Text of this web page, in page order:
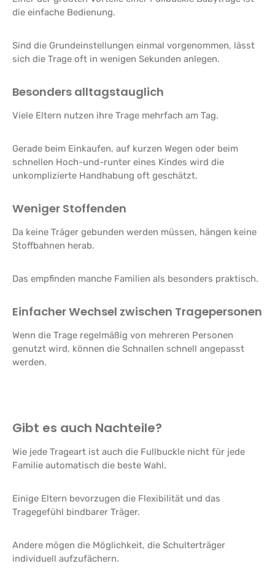
die einfache Bedienung.
Sind die Grundeinstellungen einmal vorgenommen, lässt
sich die Trage oft in wenigen Sekunden anlegen.
Besonders alltagstauglich
Viele Eltern nutzen ihre Trage mehrfach am Tag.
Gerade beim Einkaufen, auf kurzen Wegen oder beim
schnellen Hoch-und-runter eines Kindes wird die
unkomplizierte Handhabung oft geschätzt.
Weniger Stoffenden
Da keine Träger gebunden werden müssen, hängen keine
Stoffbahnen herab.
Das empfinden manche Familien als besonders praktisch.
Einfacher Wechsel zwischen Tragepersonen
Wenn die Trage regelmäßig von mehreren Personen
genutzt wird, können die Schnallen schnell angepasst
werden.
Gibt es auch Nachteile?
Wie jede Trageart ist auch die Fullbuckle nicht für jede
Familie automatisch die beste Wahl.
Einige Eltern bevorzugen die Flexibilität und das
Tragegefühl bindbarer Träger.
Andere mögen die Möglichkeit, die Schulterträger
individuell aufzufächern.